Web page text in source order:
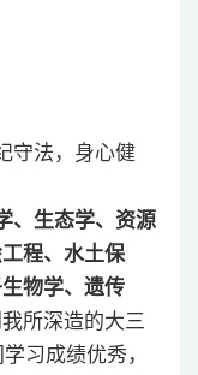
守法，身心健
、生态学、资源
程、水土保
物学、遗传
所深造的大三
习成绩优秀，